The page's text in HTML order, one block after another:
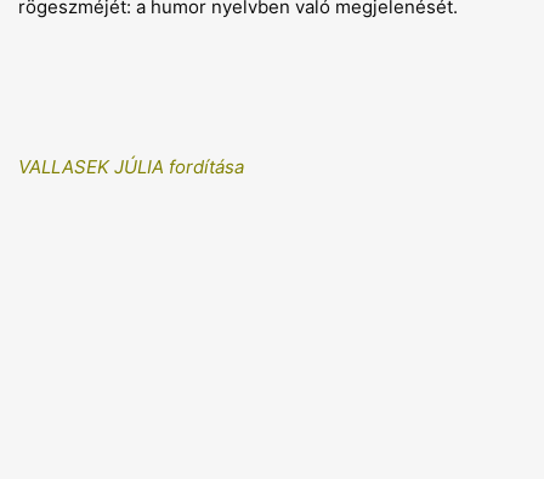
rögeszméjét: a humor nyelvben való megjelenését.
VALLASEK JÚLIA fordítása